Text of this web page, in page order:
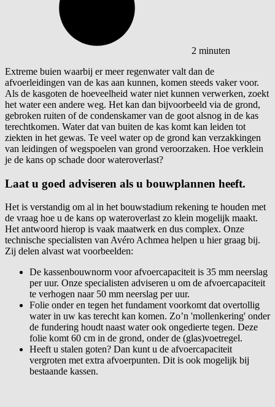
2 minuten
Extreme buien waarbij er meer regenwater valt dan de
afvoerleidingen van de kas aan kunnen, komen steeds vaker voor.
Als de kasgoten de hoeveelheid water niet kunnen verwerken, zoekt
het water een andere weg. Het kan dan bijvoorbeeld via de grond,
gebroken ruiten of de condenskamer van de goot alsnog in de kas
terechtkomen. Water dat van buiten de kas komt kan leiden tot
ziekten in het gewas. Te veel water op de grond kan verzakkingen
van leidingen of wegspoelen van grond veroorzaken. Hoe verklein
je de kans op schade door wateroverlast?
Laat u goed adviseren als u bouwplannen heeft.
Het is verstandig om al in het bouwstadium rekening te houden met
de vraag hoe u de kans op wateroverlast zo klein mogelijk maakt.
Het antwoord hierop is vaak maatwerk en dus complex. Onze
technische specialisten van Avéro Achmea helpen u hier graag bij.
Zij delen alvast wat voorbeelden:
De kassenbouwnorm voor afvoercapaciteit is 35 mm neerslag
per uur. Onze specialisten adviseren u om de afvoercapaciteit
te verhogen naar 50 mm neerslag per uur.
Folie onder en tegen het fundament voorkomt dat overtollig
water in uw kas terecht kan komen. Zo’n 'mollenkering' onder
de fundering houdt naast water ook ongedierte tegen. Deze
folie komt 60 cm in de grond, onder de (glas)voetregel.
Heeft u stalen goten? Dan kunt u de afvoercapaciteit
vergroten met extra afvoerpunten. Dit is ook mogelijk bij
bestaande kassen.